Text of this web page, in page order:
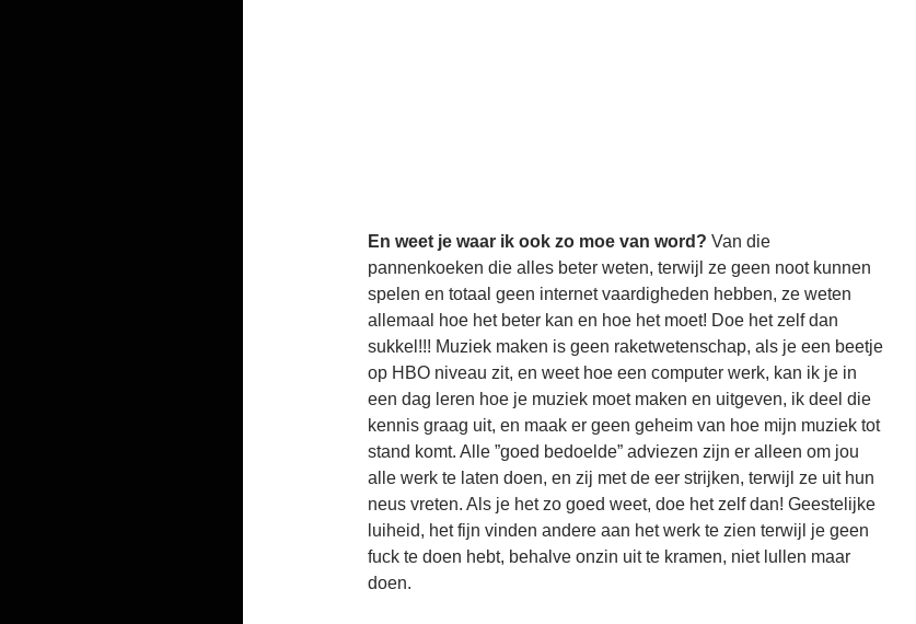
En weet je waar ik ook zo moe van word? Van die
pannenkoeken die alles beter weten, terwijl ze geen noot kunnen
spelen en totaal geen internet vaardigheden hebben, ze weten
allemaal hoe het beter kan en hoe het moet! Doe het zelf dan
sukkel!!! Muziek maken is geen raketwetenschap, als je een beetje
op HBO niveau zit, en weet hoe een computer werk, kan ik je in
een dag leren hoe je muziek moet maken en uitgeven, ik deel die
kennis graag uit, en maak er geen geheim van hoe mijn muziek tot
stand komt. Alle ”goed bedoelde” adviezen zijn er alleen om jou
alle werk te laten doen, en zij met de eer strijken, terwijl ze uit hun
neus vreten. Als je het zo goed weet, doe het zelf dan! Geestelijke
luiheid, het fijn vinden andere aan het werk te zien terwijl je geen
fuck te doen hebt, behalve onzin uit te kramen, niet lullen maar
doen.